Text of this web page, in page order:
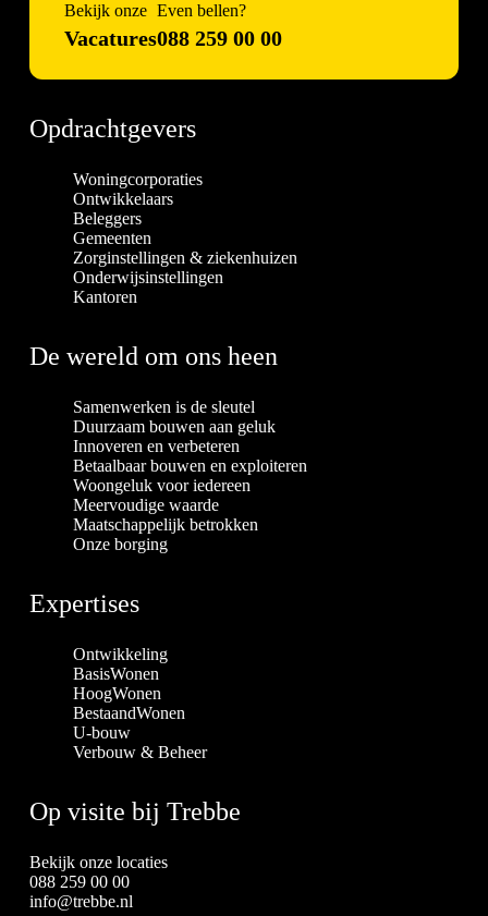
Bekijk onze
Vacatures
Even bellen?
088 259 00 00
Opdrachtgevers
Woningcorporaties
Ontwikkelaars
Beleggers
Gemeenten
Zorginstellingen & ziekenhuizen
Onderwijsinstellingen
Kantoren
De wereld om ons heen
Samenwerken is de sleutel
Duurzaam bouwen aan geluk
Innoveren en verbeteren
Betaalbaar bouwen en exploiteren
Woongeluk voor iedereen
Meervoudige waarde
Maatschappelijk betrokken
Onze borging
Expertises
Ontwikkeling
BasisWonen
HoogWonen
BestaandWonen
U-bouw
Verbouw & Beheer
Op visite bij Trebbe
Bekijk onze locaties
088 259 00 00
info@trebbe.nl